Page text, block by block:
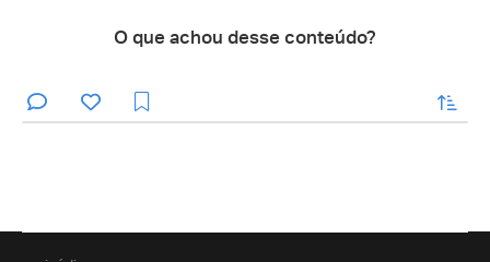
O que achou desse conteúdo?
enviar